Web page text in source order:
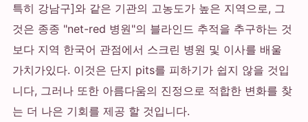
특히 강남구]와 같은 기관의 고농도가 높은 지역으로, 그
것은 종종 "net-red 병원"의 블라인드 추적을 추구하는 것
보다 지역 한국어 관점에서 스크린 병원 및 이사를 배울
가치가있다. 이것은 단지 pits를 피하기가 쉽지 않을 것입
니다, 그러나 또한 아름다움의 진정으로 적합한 변화를 찾
는 더 나은 기회를 제공 할 것입니다.